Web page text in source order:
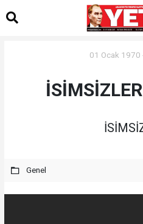
01 Ocak 1970
Genel